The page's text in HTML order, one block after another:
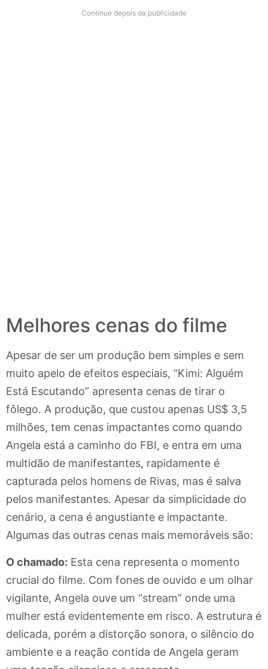
Continue depois da publicidade
Melhores cenas do filme
Apesar de ser um produção bem simples e sem
muito apelo de efeitos especiais, “Kimi: Alguém
Está Escutando” apresenta cenas de tirar o
fôlego. A produção, que custou apenas US$ 3,5
milhões, tem cenas impactantes como quando
Angela está a caminho do FBI, e entra em uma
multidão de manifestantes, rapidamente é
capturada pelos homens de Rivas, mas é salva
pelos manifestantes. Apesar da simplicidade do
cenário, a cena é angustiante e impactante.
Algumas das outras cenas mais memoráveis são:
O chamado: Esta cena representa o momento
crucial do filme. Com fones de ouvido e um olhar
vigilante, Angela ouve um “stream” onde uma
mulher está evidentemente em risco. A estrutura é
delicada, porém a distorção sonora, o silêncio do
ambiente e a reação contida de Angela geram